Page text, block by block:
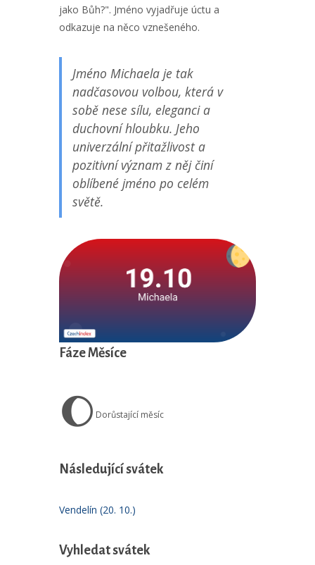
jako Bůh?". Jméno vyjadřuje úctu a
odkazuje na něco vznešeného.
Jméno Michaela je tak
nadčasovou volbou, která v
sobě nese sílu, eleganci a
duchovní hloubku. Jeho
univerzální přitažlivost a
pozitivní význam z něj činí
oblíbené jméno po celém
světě.
Fáze Měsíce
🌔 Dorůstající měsíc
Následující svátek
Vendelín (20. 10.)
Vyhledat svátek